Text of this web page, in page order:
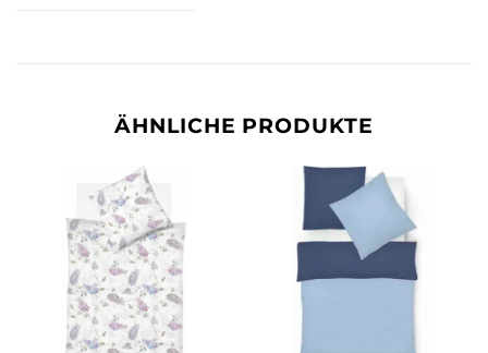
ÄHNLICHE PRODUKTE